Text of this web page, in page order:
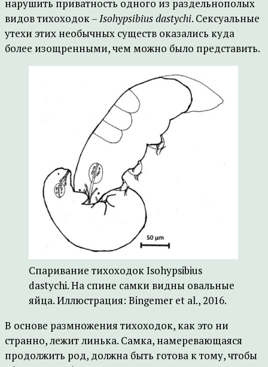
нарушить приватность одного из раздельнополых
видов тихоходок –Isohypsibius dastychi. Сексуальные
утехи этих необычных существ оказались куда
более изощренными, чем можно было представить.
Спаривание тихоходок Isohypsibius
dastychi. На спине самки видны овальные
яйца. Иллюстрация: Bingemer et al., 2016.
В основе размножения тихоходок, как это ни
странно, лежит линька. Самка, намеревающаяся
продолжить род, должна быть готова к тому, чтобы